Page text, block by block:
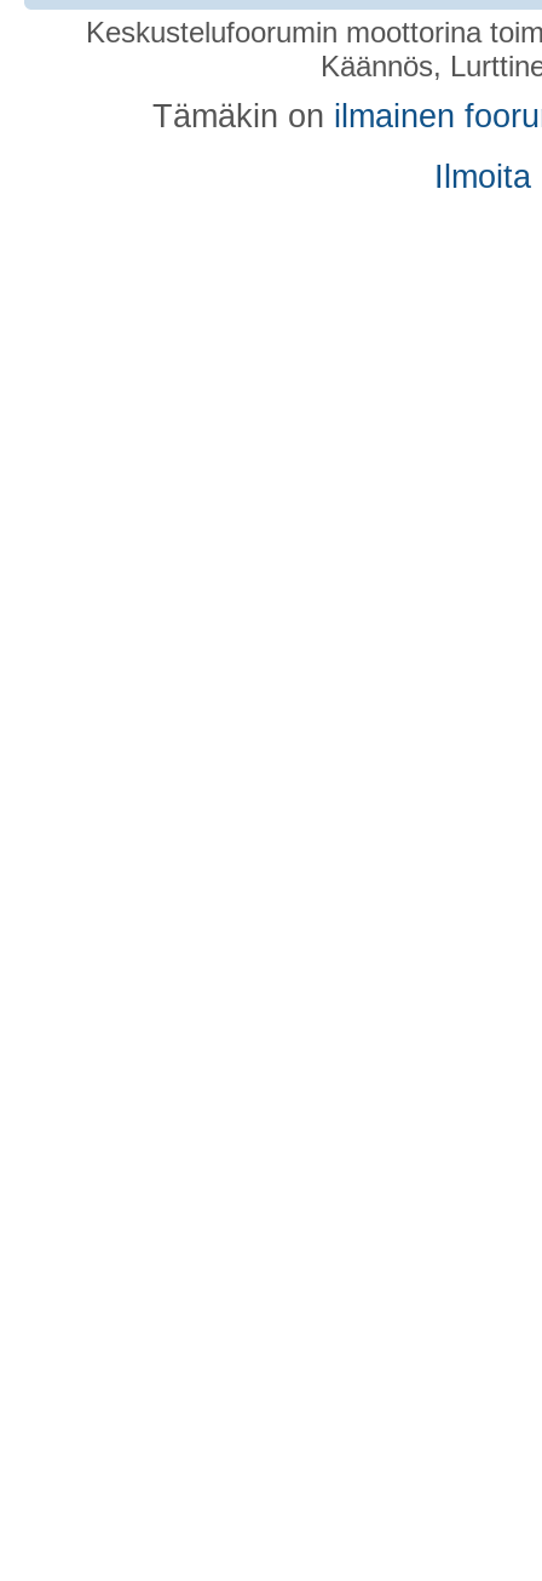
Keskustelufoorumin moottorina
Käännös,
Tämäkin on ilmainen